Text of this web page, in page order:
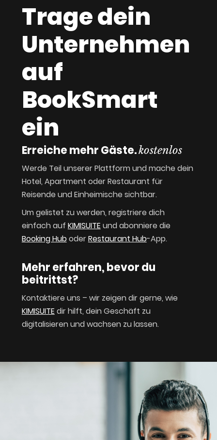
Trage dein
Unternehmen
auf
BookSmart
ein
Erreiche mehr Gäste.kostenlos
Werde Teil unserer Plattform und mache dein
Hotel, Apartment oder Restaurant für
Reisende und Einheimische sichtbar.
Um gelistet zu werden, registriere dich
einfach auf KIMISUITE und abonniere die
Booking HuboderRestaurant Hub-App.
Mehr erfahren, bevor du
beitrittst?
Kontaktiere uns – wir zeigen dir gerne, wie
KIMISUITE dir hilft, dein Geschäft zu
digitalisieren und wachsen zu lassen.